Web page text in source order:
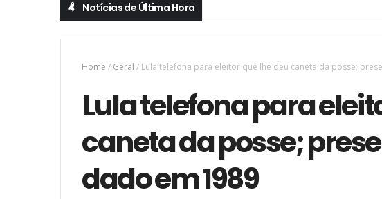
Notícias de Última Hora
Home / Geral / Lula telefona para eleitor que lhe deu caneta da posse;
Lula telefona para
caneta da posse;
dado em 1989